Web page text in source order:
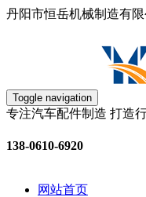
丹阳市恒岳机械制造有
Toggle navigation
专注汽车配件制造 打造
138-0610-6920
网站首页